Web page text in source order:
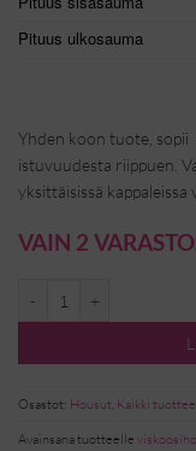
Pituus ulkosauma
Yhden koon tuote, sopii
istuvuudesta riippuen.
yksittäisissä kappaleissa
VAIN 2
Osastot: Housut, Kaikki
Avainsana tuotteelle